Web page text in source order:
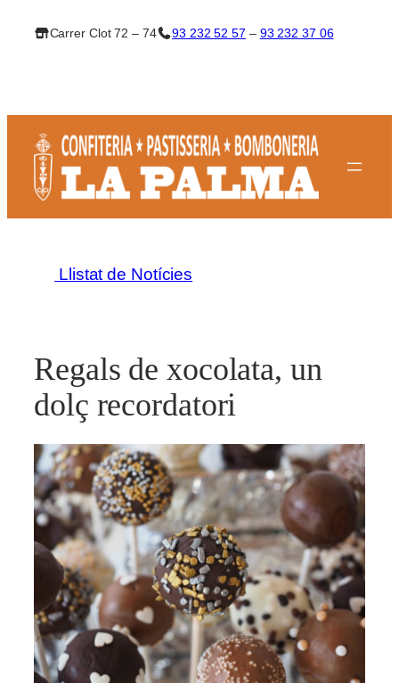
Carrer Clot 72 – 74 93 232 52 57 – 93 232 37 06
Llistat de Notícies
Regals de xocolata, un
dolç recordatori